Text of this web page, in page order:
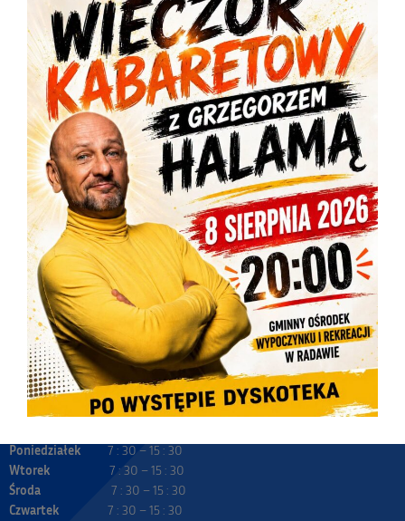
URZĄD GMINY WIĄZOWNICA
ul. Warszawska 15, 37-522 Wiązownica
e-mail: sekretariat@wiazownica.com
Skrytka ePUAP: /UGW/Skrytka_ESP
E-doręczenia AE:PL-87984-61780-JGRAV-31
Telefon:(16) 622 36 31, 622 36 22, 622 36 76
FAX:(16) 622 36 32
884 – 331 – 336
(numer telefonu przeznaczony do komunikacji SMS-owej)
Poniedziałek 7 : 30 – 15 : 30
Wtorek 7 : 30 – 15 : 30
Środa 7 : 30 – 15 : 30
Czwartek 7 : 30 – 15 : 30